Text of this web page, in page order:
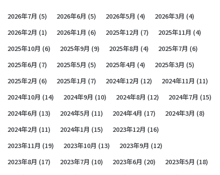
2026年7月 (5) 2026年6月 (5) 2026年5月 (4) 2026年3月 (4)
2026年2月 (1) 2026年1月 (6) 2025年12月 (7) 2025年11月 (4)
2025年10月 (6) 2025年9月 (9) 2025年8月 (4) 2025年7月 (6)
2025年6月 (7) 2025年5月 (5) 2025年4月 (4) 2025年3月 (5)
2025年2月 (6) 2025年1月 (7) 2024年12月 (12) 2024年11月 (11)
2024年10月 (14) 2024年9月 (10) 2024年8月 (12) 2024年7月 (15)
2024年6月 (13) 2024年5月 (11) 2024年4月 (17) 2024年3月 (8)
2024年2月 (11) 2024年1月 (15) 2023年12月 (16)
2023年11月 (19) 2023年10月 (13) 2023年9月 (12)
2023年8月 (17) 2023年7月 (10) 2023年6月 (20) 2023年5月 (18)